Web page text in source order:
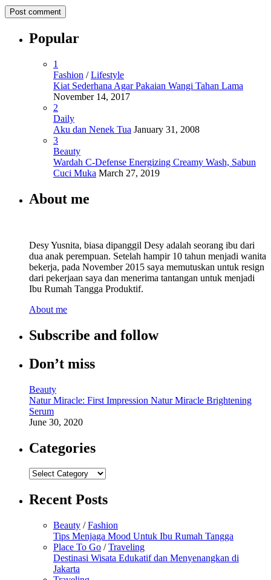
Popular
1
Fashion /Lifestyle
Kiat Sederhana Agar Pakaian Wangi Tahan Lama
November 14, 2017
2
Daily
Aku dan Nenek Tua January 31, 2008
3
Beauty
Wardah C-Defense Energizing Creamy Wash, Sabun
Cuci Muka March 27, 2019
About me
Desy Yusnita, biasa dipanggil Desy adalah seorang ibu dari
dua anak perempuan. Setelah hampir 10 tahun menjadi wanita
bekerja, pada November 2015 saya memutuskan untuk resign
dari pekerjaan saya dan menerima tantangan untuk menjadi
Ibu Rumah Tangga Produktif.
About me
Subscribe and follow
Don’t miss
Beauty
Natur Miracle: First Impression Natur Miracle Brightening
Serum
June 30, 2020
Categories
Categories
Recent Posts
Beauty /Fashion
Tips Menjaga Mood Untuk Ibu Rumah Tangga
Place To Go /Traveling
Destinasi Wisata Edukatif dan Menyenangkan di
Jakarta